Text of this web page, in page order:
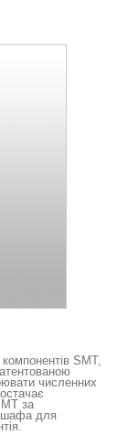
SMT,
численних
за
шафа для